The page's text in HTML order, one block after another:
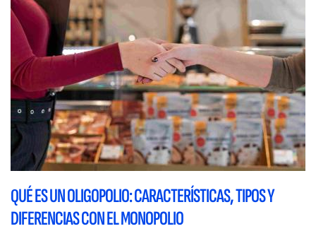
QUÉ ES UN OLIGOPOLIO: CARACTERÍSTICAS, TIPOS Y
DIFERENCIAS CON EL MONOPOLIO